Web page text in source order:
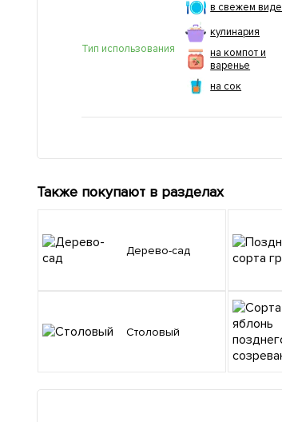
Тип использования
в свежем виде
кулинария
на компот и
варенье
на сок
Также покупают в разделах
Дерево-сад
Столовый